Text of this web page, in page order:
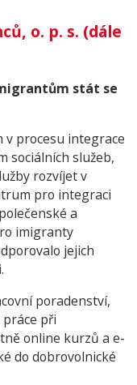
o. p. s. (dále
stát se
v procesu integrace
sociálních služeb,
rozvíjet v
pro integraci
a
imigranty
jejich
poradenství,
při
online kurzů a e-
do dobrovolnické